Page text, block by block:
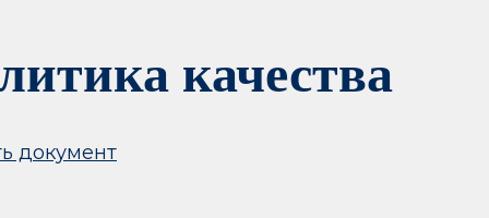
качества
документ